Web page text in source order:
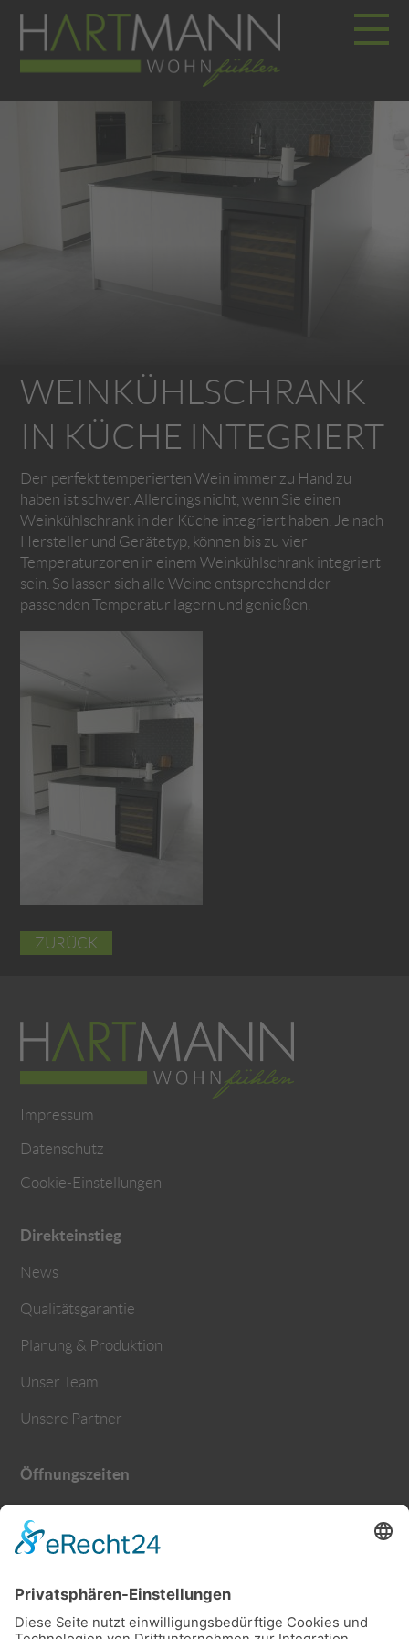
WEINKÜHLSCHRANK
IN KÜCHE INTEGRIERT
Den perfekt temperierten Wein immer zu Hand zu
haben ist schwer. Allerdings nicht, wenn Sie einen
Weinkühlschrank in der Küche integriert haben. Je nach
Hersteller und Gerätetyp, können bis zu vier
Temperaturzonen in einem Weinkühlschrank integriert
sein. So lassen sich alle Weine entsprechend der
passenden Temperatur lagern und genießen.
ZURÜCK
Impressum
Datenschutz
Cookie-Einstellungen
Direkteinstieg
News
Qualitätsgarantie
Planung & Produktion
Unser Team
Unsere Partner
Öffnungszeiten
Montag – Donnerstag
9.30 – 12.00 Uhr
13.00 – 17.00 Uhr
9.30 – 13.00 Uhr
Samstags und abends nach Vereinbarung